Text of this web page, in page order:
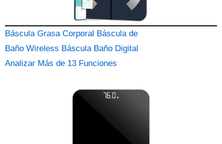
Báscula Grasa Corporal Báscula de
Baño Wireless Báscula Baño Digital
Analizar Más de 13 Funciones